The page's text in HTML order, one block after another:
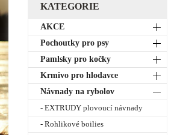
KATEGORIE
AKCE
Pochoutky pro psy
Pamlsky pro kočky
Krmivo pro hlodavce
Návnady na rybolov
- EXTRUDY plovoucí návnady
- Rohlikové boilies